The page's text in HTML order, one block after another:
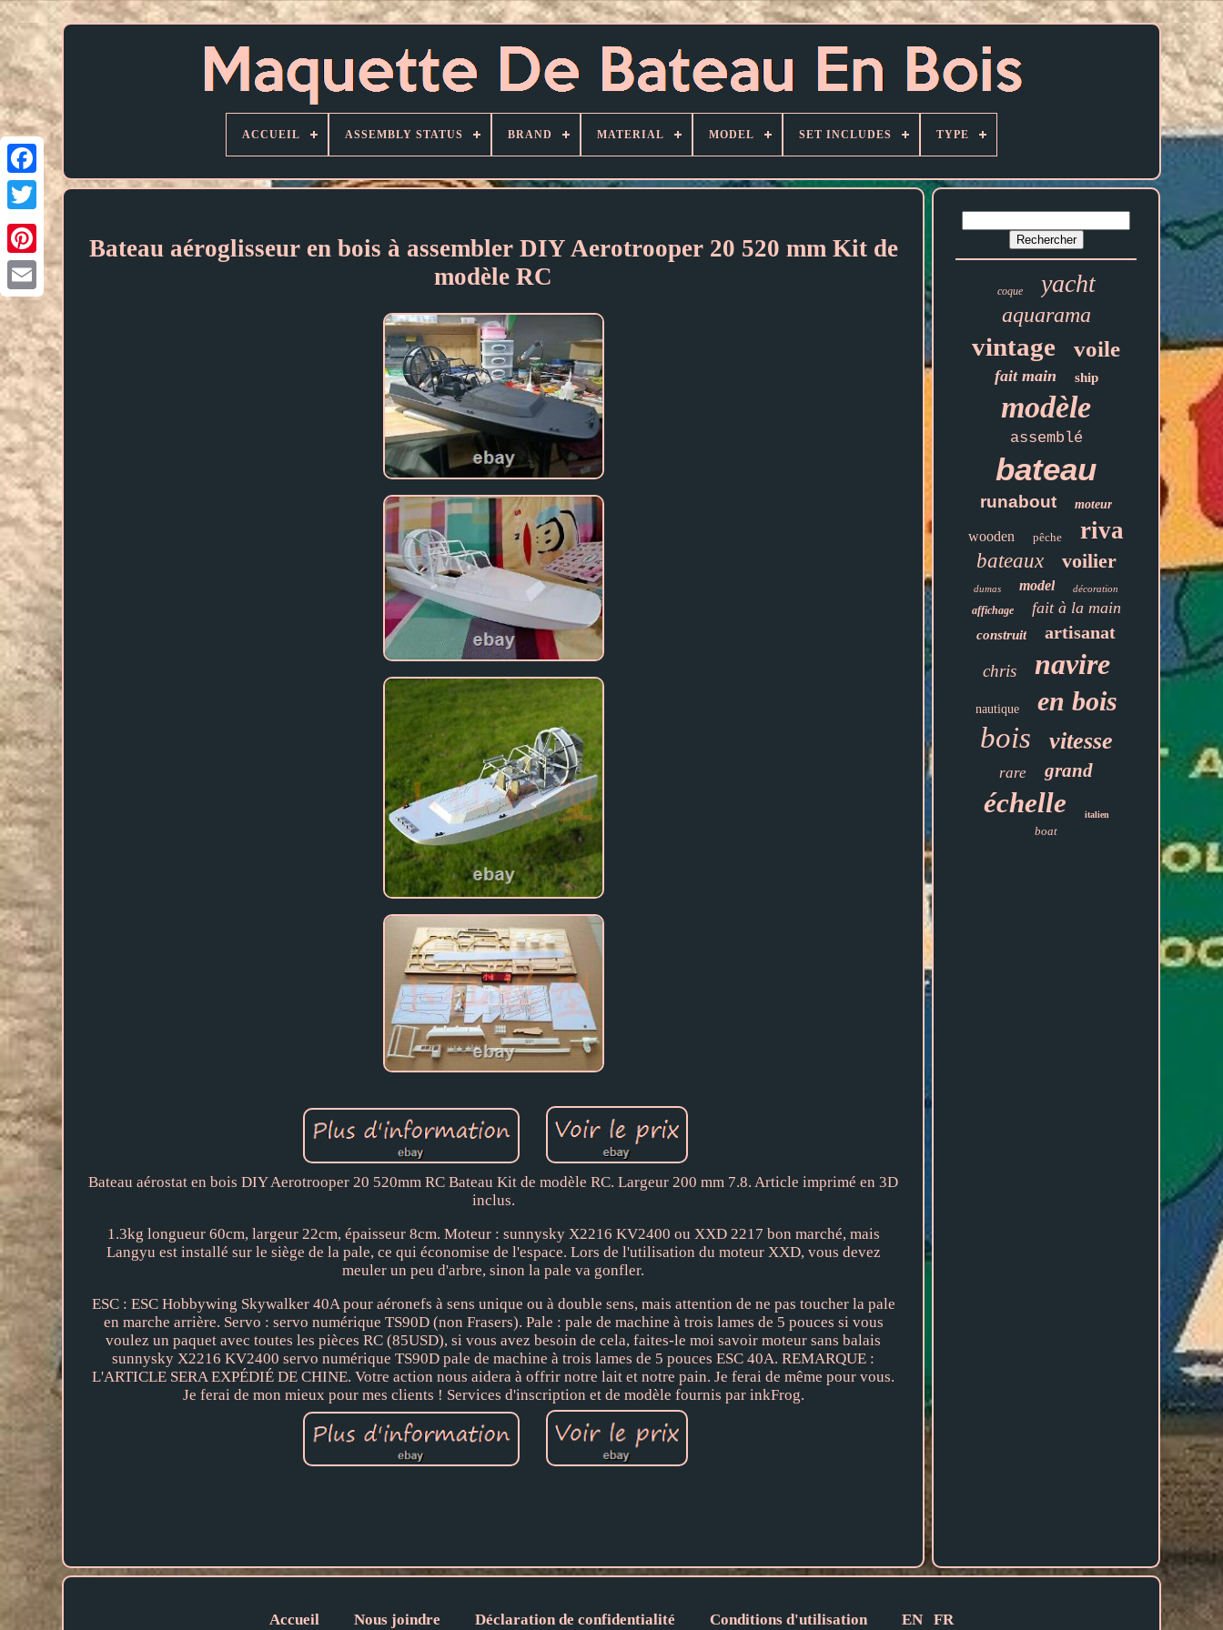
ACCUEIL ASSEMBLY STATUS BRAND MATERIAL MODEL SET INCLUDES TYPE
Bateau aéroglisseur en bois à assembler DIY Aerotrooper 20 520 mm Kit de
modèle RC
Bateau aérostat en bois DIY Aerotrooper 20 520mm RC Bateau Kit de modèle RC. Largeur 200 mm 7.8. Article imprimé en 3D
inclus.
1.3kg longueur 60cm, largeur 22cm, épaisseur 8cm. Moteur : sunnysky X2216 KV2400 ou XXD 2217 bon marché, mais
Langyu est installé sur le siège de la pale, ce qui économise de l'espace. Lors de l'utilisation du moteur XXD, vous devez
meuler un peu d'arbre, sinon la pale va gonfler.
ESC : ESC Hobbywing Skywalker 40A pour aéronefs à sens unique ou à double sens, mais attention de ne pas toucher la pale
en marche arrière. Servo : servo numérique TS90D (non Frasers). Pale : pale de machine à trois lames de 5 pouces si vous
voulez un paquet avec toutes les pièces RC (85USD), si vous avez besoin de cela, faites-le moi savoir moteur sans balais
sunnysky X2216 KV2400 servo numérique TS90D pale de machine à trois lames de 5 pouces ESC 40A. REMARQUE :
L'ARTICLE SERA EXPÉDIÉ DE CHINE. Votre action nous aidera à offrir notre lait et notre pain. Je ferai de même pour vous.
Je ferai de mon mieux pour mes clients ! Services d'inscription et de modèle fournis par inkFrog.
coque yacht
aquarama
vintage voile
fait main ship
modèle
assemblé
bateau
runabout moteur
wooden pêche riva
bateaux voilier
dumas model décoration
affichage fait à la main
construit artisanat
chris navire
nautique en bois
bois vitesse
rare grand
échelle italien
boat
Accueil Nous joindre Déclaration de confidentialité Conditions d'utilisation EN FR